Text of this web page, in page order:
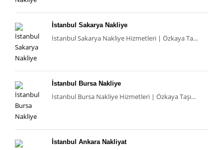
İstanbul Sakarya Nakliye
İstanbul Sakarya Nakliye Hizmetleri | Özkaya Ta...
İstanbul Bursa Nakliye
İstanbul Bursa Nakliye Hizmetleri | Özkaya Taşı...
İstanbul Ankara Nakliyat